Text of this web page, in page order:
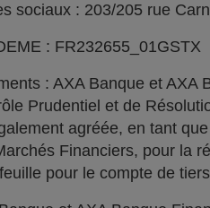
sociaux : 203/205 rue
: FR232655_01GSTX
: AXA Banque et AXA
Prudentiel et de
agréée, en tant
Financiers, pour la
pour le compte de